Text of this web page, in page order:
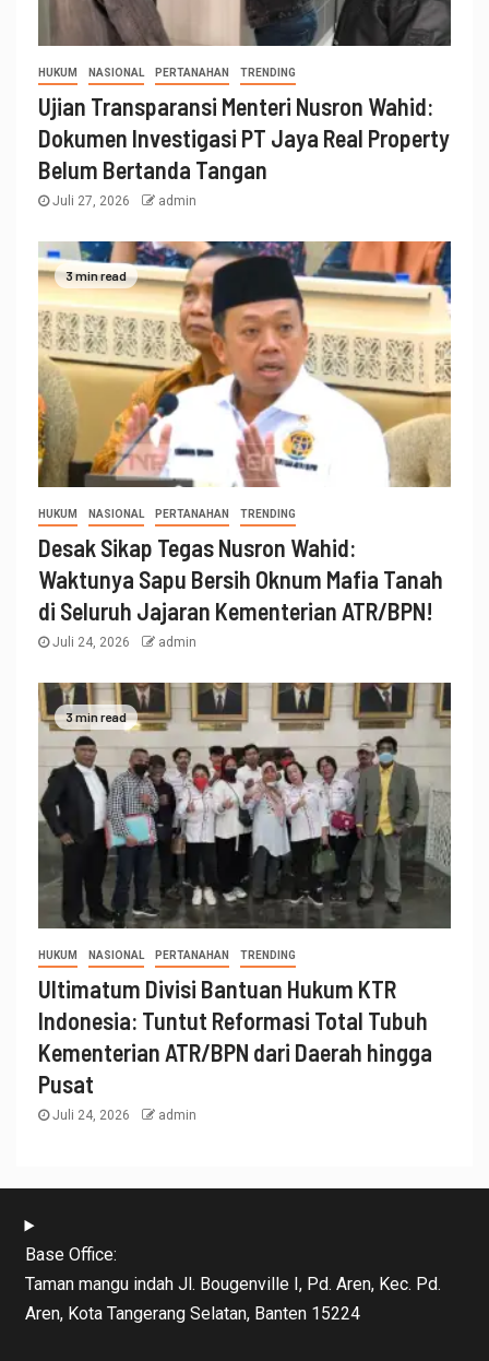
HUKUM NASIONAL PERTANAHAN TRENDING
Ujian Transparansi Menteri Nusron Wahid:
Dokumen Investigasi PT Jaya Real Property
Belum Bertanda Tangan
Juli 27, 2026 admin
3 min read
HUKUM NASIONAL PERTANAHAN TRENDING
Desak Sikap Tegas Nusron Wahid:
Waktunya Sapu Bersih Oknum Mafia Tanah
di Seluruh Jajaran Kementerian ATR/BPN!
Juli 24, 2026 admin
3 min read
HUKUM NASIONAL PERTANAHAN TRENDING
Ultimatum Divisi Bantuan Hukum KTR
Indonesia: Tuntut Reformasi Total Tubuh
Kementerian ATR/BPN dari Daerah hingga
Pusat
Juli 24, 2026 admin
Base Office:
Taman mangu indah Jl. Bougenville I, Pd. Aren, Kec. Pd.
Aren, Kota Tangerang Selatan, Banten 15224